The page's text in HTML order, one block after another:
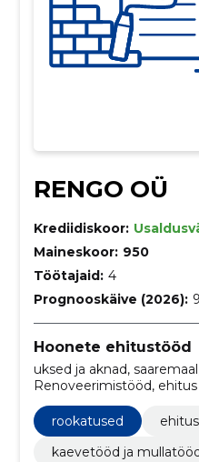
RENGO OÜ
Krediidiskoor:
Maineskoor: 950
Töötajaid: 4
Prognooskäive (2026):
Hoonete ehitustööd
uksed ja aknad,
Renoveerimistööd,
transporditeenus,
hooldus
rookatused
kaevetööd ja